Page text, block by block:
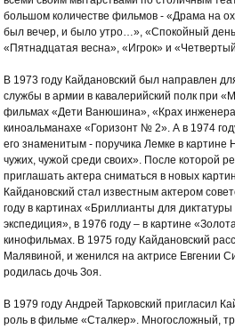
большом количестве фильмов - «Драма на
был вечер, и было утро…», «Спокойный
«Пятнадцатая весна», «Игрок» и
В 1973 году Кайдановский был направлен
службы в армии в кавалерийский полк при
фильмах «Дети Ванюшина», «Крах
киноальманахе «Горизонт № 2». А в 1974
его знаменитым - поручика Лемке в
чужих, чужой среди своих». После которой
приглашать актера сниматься в новых
Кайдановский стал известным актером
году в картинах «Бриллианты для
экспедиция», в 1976 году – в картине
кинофильмах. В 1975 году Кайдановский
Малявиной, и женился на актрисе Евгении
родилась дочь Зоя.
В 1979 году Андрей Тарковский пригласил
роль в фильме «Сталкер». Многосложный,